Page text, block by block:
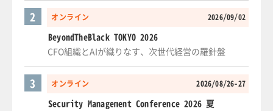
オンライン 2026/09/02
2
BeyondTheBlack TOKYO 2026
CFO組織とAIが織りなす、次世代経営の羅針盤
オンライン 2026/08/26-27
3
Security Management Conference 2026 夏